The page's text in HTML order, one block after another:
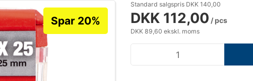
Spar 20%
Standard salgspris DKK 140,00
DKK 112,00 / pcs
DKK 89,60 ekskl. moms